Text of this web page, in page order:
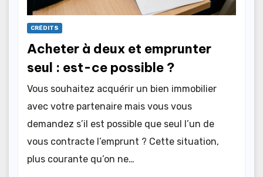
CRÉDITS
Acheter à deux et emprunter
seul : est-ce possible ?
Vous souhaitez acquérir un bien immobilier
avec votre partenaire mais vous vous
demandez s’il est possible que seul l’un de
vous contracte l’emprunt ? Cette situation,
plus courante qu’on ne…